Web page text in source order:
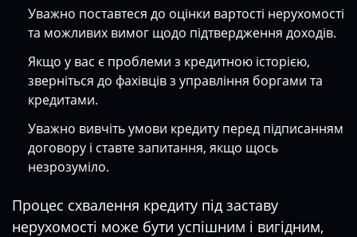
Уважно поставтеся до оцінки вартості нерухомості
та можливих вимог щодо підтвердження доходів.
Якщо у вас є проблеми з кредитною історією,
зверніться до фахівців з управління боргами та
кредитами.
Уважно вивчіть умови кредиту перед підписанням
договору і ставте запитання, якщо щось
незрозуміло.
Процес схвалення кредиту під заставу
нерухомості може бути успішним і вигідним,